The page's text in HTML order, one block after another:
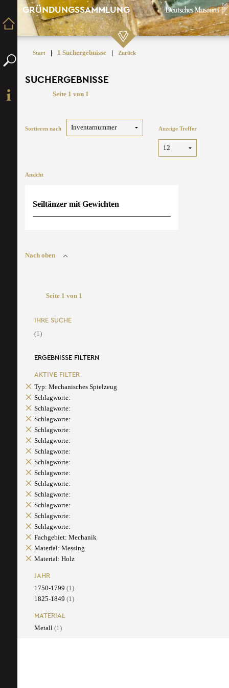
GRÜNDUNGSSAMMLUNG
Start | 1 Suchergebnisse | Zurück
SUCHERGEBNISSE
Seite 1 von 1
Sortieren nach Anzeige Treffer
Ansicht
Seiltänzer mit Gewichten
Nach oben
Seite 1 von 1
IHRE SUCHE
(1)
ERGEBNISSE FILTERN
AKTIVE FILTER
Typ: Mechanisches Spielzeug
Schlagworte:
Schlagworte:
Schlagworte:
Schlagworte:
Schlagworte:
Schlagworte:
Schlagworte:
Schlagworte:
Schlagworte:
Schlagworte:
Schlagworte:
Schlagworte:
Schlagworte:
Fachgebiet: Mechanik
Material: Messing
Material: Holz
JAHR
1750-1799 (1)
1825-1849 (1)
MATERIAL
Metall (1)